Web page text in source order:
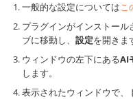
一般的な設定についてはこ
プラグインがインストール
ブに移動し、 設定を開きま
ウィンドウの左下にあるAI
します。
表示されたウィンドウで、